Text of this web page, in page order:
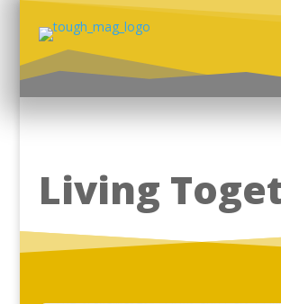
Living